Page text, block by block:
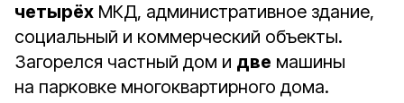
четырёх МКД, административное здание,
социальный и коммерческий объекты.
Загорелся частный дом и две машины
на парковке многоквартирного дома.